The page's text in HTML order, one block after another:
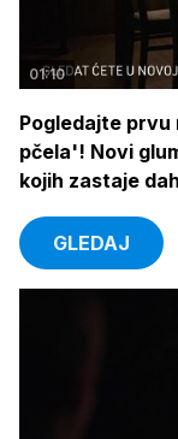
01:10
Pogledajte prvu
pčela'! Novi
kojih zastaje dah
GLEDAJ